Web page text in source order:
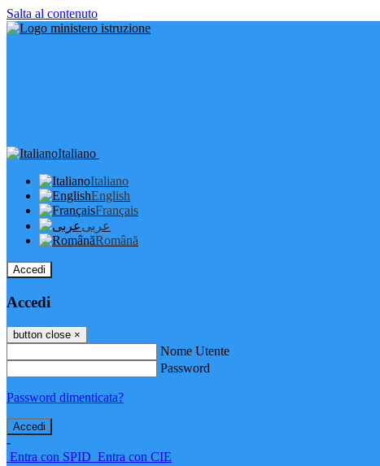
Salta al contenuto
Italiano
Italiano
English
Français
عربى
Română
Accedi
Accedi
button close ×
Nome Utente
Password
Password dimenticata?
-
Entra con SPID Entra con CIE